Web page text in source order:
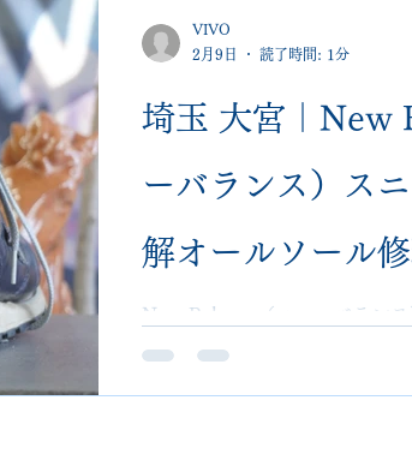
ーティング ハーフラバー • ヒール交換等
saint laurent redwing
埼玉 大宮｜New
ーバランス）ス
解オールソール
用｜高級靴・バ
VIVO shoesalon
New Balance（ニューバラン
店VIVO shoesalon。
VIVO
2月9日
読了時間: 1分